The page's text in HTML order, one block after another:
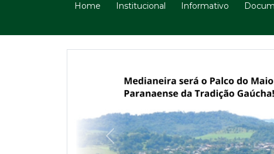
Home Institucional Informativo
Previous